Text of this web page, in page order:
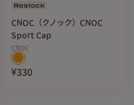
Restock
CNOC（クノック）CNOC
Sport Cap
CNOC
¥330